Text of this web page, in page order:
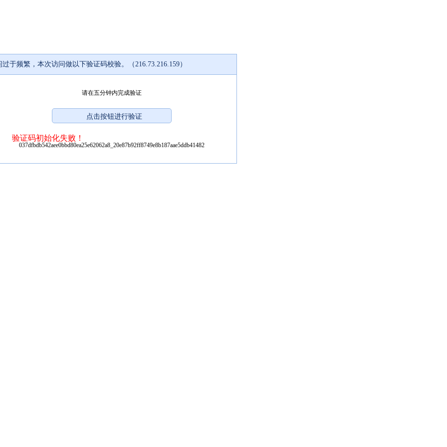
过于频繁，本次访问做以下验证码校验。（216.73.216.159）
请在五分钟内完成验证
验证码初始化失败！
037dfbdb542aee0bbd80ea25e62062a8_20e87b92ff8749e8b187aae5ddb41482